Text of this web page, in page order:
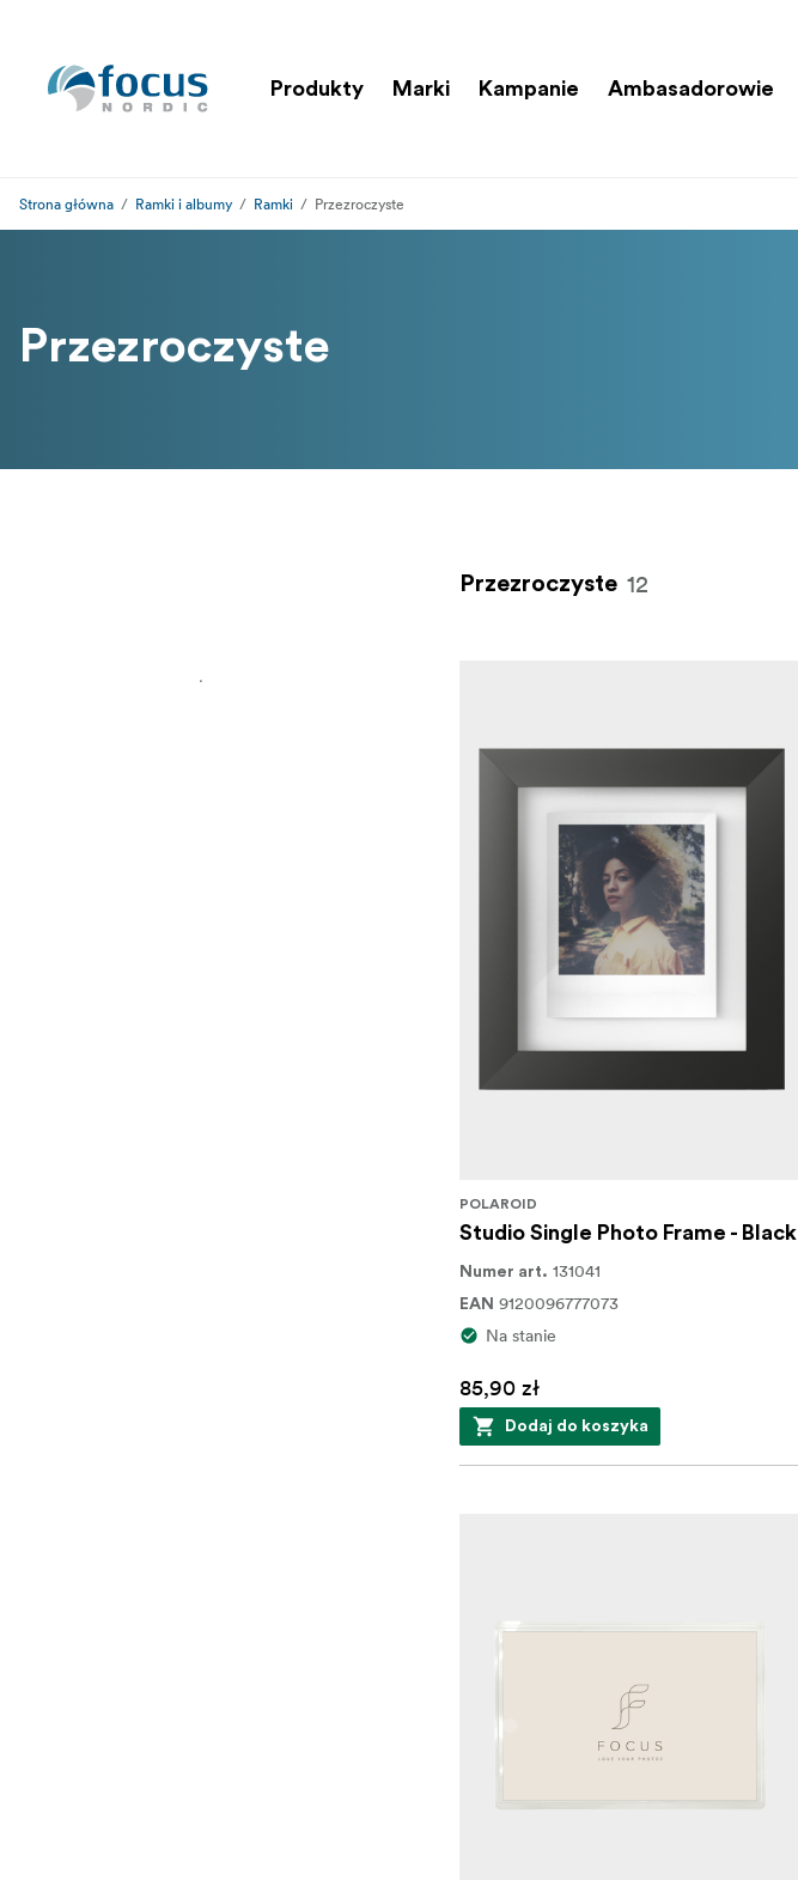
Produkty Marki Kampanie Ambasadorowie
Strona główna Ramki i albumy Ramki Przezroczyste
Przezroczyste
Przezroczyste 12
POLAROID
Studio Single Photo Frame - Black
Numer art. 131041
EAN 9120096777073
Na stanie
85,90 zł
Dodaj do koszyka